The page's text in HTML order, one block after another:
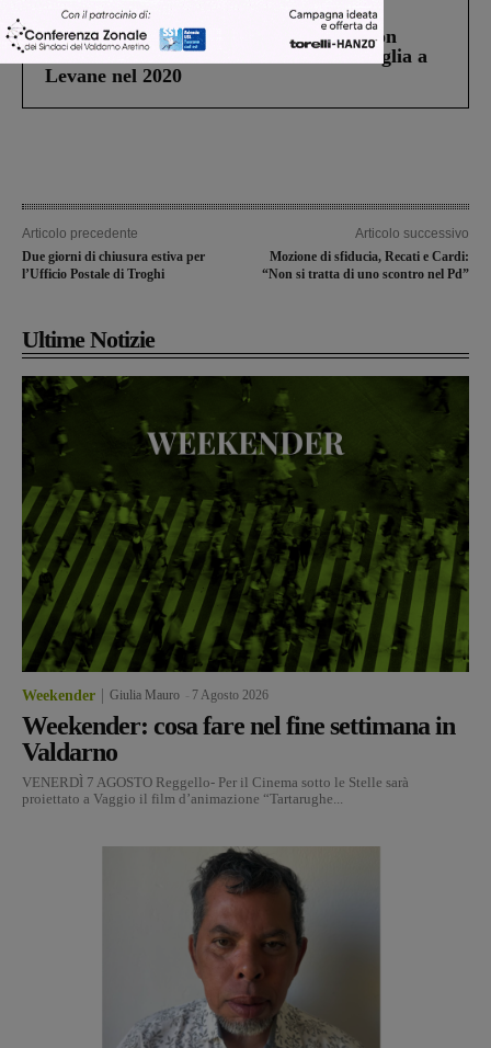
Cronaca 3 Agosto 2026
Scomparso da una struttura di Castiglion
Fiorentino l’uomo che aveva ucciso la figlia a
Levane nel 2020
Articolo precedente
Due giorni di chiusura estiva per
l’Ufficio Postale di Troghi
Articolo successivo
Mozione di sfiducia, Recati e Cardi:
“Non si tratta di uno scontro nel Pd”
Ultime Notizie
Weekender Giulia Mauro 7 Agosto 2026
Weekender: cosa fare nel fine settimana in
Valdarno
VENERDÌ 7 AGOSTO Reggello- Per il Cinema sotto le Stelle sarà
proiettato a Vaggio il film d’animazione “Tartarughe...